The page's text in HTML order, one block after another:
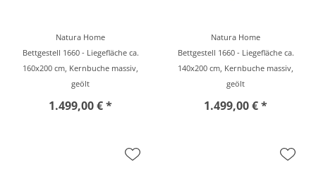
Natura Home
Bettgestell 1660 - Liegefläche ca.
160x200 cm, Kernbuche massiv,
geölt
1.499,00 € *
Natura Home
Bettgestell 1660 - Liegefläche ca.
140x200 cm, Kernbuche massiv,
geölt
1.499,00 € *